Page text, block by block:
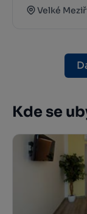
Velké
Kde se